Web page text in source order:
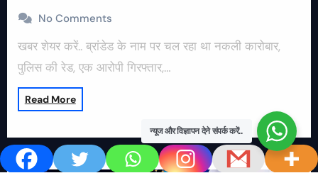
No Comments
खबर शेयर करें.. ब्रांडेड के नाम पर चल रहा था नकली कारोबार,
पुलिस की रेड, एक आरोपी गिरफ्तार,…
Read More
न्यूज और विज्ञापन देने संपर्क करें..